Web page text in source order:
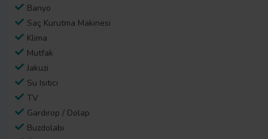
Banyo
Saç Kurutma Makinesi
Klima
Mutfak
Jakuzi
Su Isıtıcı
TV
Gardırop / Dolap
Buzdolabı